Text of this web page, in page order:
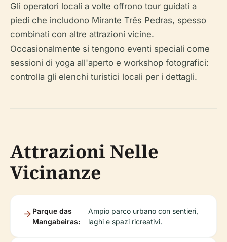
Gli operatori locali a volte offrono tour guidati a
piedi che includono Mirante Três Pedras, spesso
combinati con altre attrazioni vicine.
Occasionalmente si tengono eventi speciali come
sessioni di yoga all'aperto e workshop fotografici:
controlla gli elenchi turistici locali per i dettagli.
Attrazioni Nelle
Vicinanze
Parque das
Mangabeiras:
Ampio parco urbano con sentieri,
laghi e spazi ricreativi.